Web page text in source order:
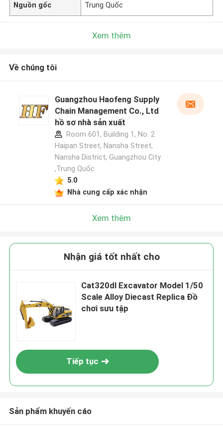
Nguồn gốc Trung Quốc
Xem thêm
Về chúng tôi
Guangzhou Haofeng Supply
Chain Management Co., Ltd
hồ sơ nhà sản xuất
Room 601, Building 1, No. 2
Haipan Street, Nansha Street,
Nansha District, Guangzhou City
,Trung Quốc
5.0
Nhà cung cấp xác nhận
Xem thêm
Nhận giá tốt nhất cho
Cat320dl Excavator Model 1/50
Scale Alloy Diecast Replica Đồ
chơi sưu tập
Tiếp tục
Sản phẩm khuyến cáo